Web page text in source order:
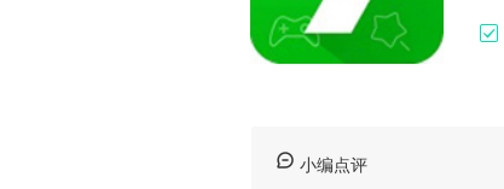
小编点评